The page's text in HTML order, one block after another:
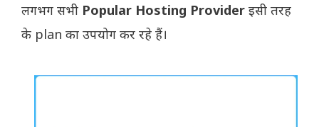
लगभग सभी Popular Hosting Provider इसी तरह
के plan का उपयोग कर रहे हैं।